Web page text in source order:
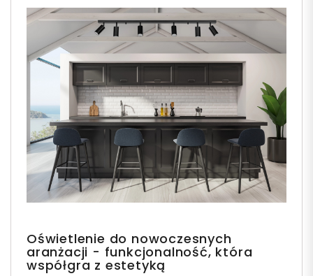
Oświetlenie do nowoczesnych
aranżacji - funkcjonalność, która
współgra z estetyką